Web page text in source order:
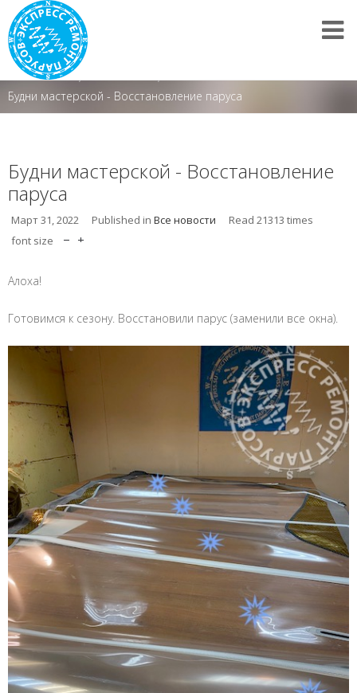
Все новости / /
Будни мастерской - Восстановление паруса
Будни мастерской - Восстановление
паруса
Март 31, 2022 Published in Все новости Read 21313 times
font size
Алоха!
Готовимся к сезону. Восстановили парус (заменили все окна).